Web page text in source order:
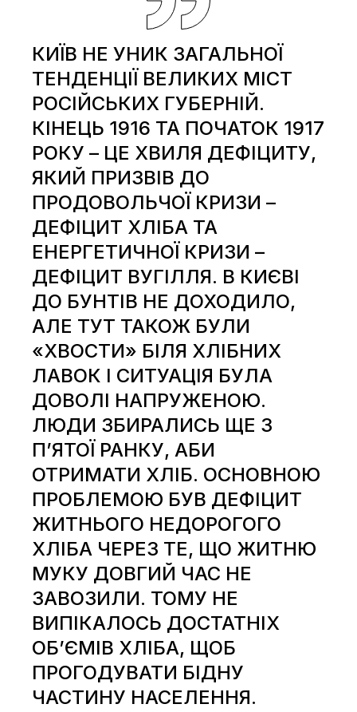
КИЇВ НЕ УНИК ЗАГАЛЬНОЇ
ТЕНДЕНЦІЇ ВЕЛИКИХ МІСТ
РОСІЙСЬКИХ ГУБЕРНІЙ.
КІНЕЦЬ 1916 ТА ПОЧАТОК 1917
РОКУ – ЦЕ ХВИЛЯ ДЕФІЦИТУ,
ЯКИЙ ПРИЗВІВ ДО
ПРОДОВОЛЬЧОЇ КРИЗИ –
ДЕФІЦИТ ХЛІБА ТА
ЕНЕРГЕТИЧНОЇ КРИЗИ –
ДЕФІЦИТ ВУГІЛЛЯ. В КИЄВІ
ДО БУНТІВ НЕ ДОХОДИЛО,
АЛЕ ТУТ ТАКОЖ БУЛИ
«ХВОСТИ» БІЛЯ ХЛІБНИХ
ЛАВОК І СИТУАЦІЯ БУЛА
ДОВОЛІ НАПРУЖЕНОЮ.
ЛЮДИ ЗБИРАЛИСЬ ЩЕ З
П’ЯТОЇ РАНКУ, АБИ
ОТРИМАТИ ХЛІБ. ОСНОВНОЮ
ПРОБЛЕМОЮ БУВ ДЕФІЦИТ
ЖИТНЬОГО НЕДОРОГОГО
ХЛІБА ЧЕРЕЗ ТЕ, ЩО ЖИТНЮ
МУКУ ДОВГИЙ ЧАС НЕ
ЗАВОЗИЛИ. ТОМУ НЕ
ВИПІКАЛОСЬ ДОСТАТНІХ
ОБ’ЄМІВ ХЛІБА, ЩОБ
ПРОГОДУВАТИ БІДНУ
ЧАСТИНУ НАСЕЛЕННЯ.